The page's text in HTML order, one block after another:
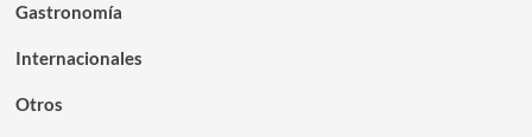
Gastronomía
Internacionales
Otros